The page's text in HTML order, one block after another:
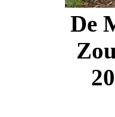
De